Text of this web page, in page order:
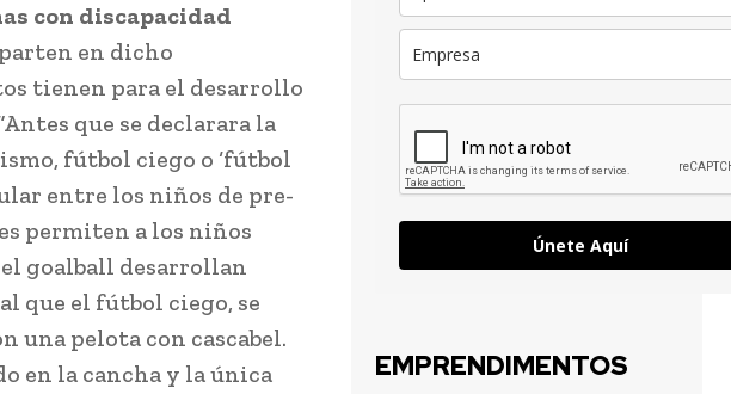
con discapacidad
en dicho
tienen para el desarrollo
que se declarara la
fútbol ciego o ‘fútbol
entre los niños de pre-
permiten a los niños
goalball desarrollan
que el fútbol ciego, se
una pelota con cascabel.
en la cancha y la única
Únete Aquí
EMPRENDIMENTOS